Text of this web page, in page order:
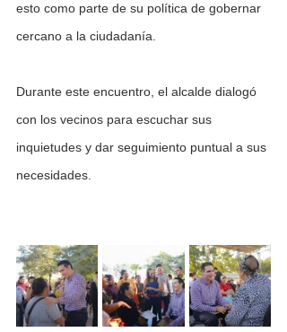
esto como parte de su política de gobernar
cercano a la ciudadanía.
Durante este encuentro, el alcalde dialogó
con los vecinos para escuchar sus
inquietudes y dar seguimiento puntual a sus
necesidades.